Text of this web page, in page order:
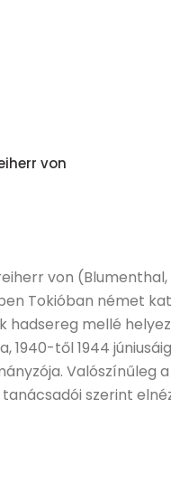
von
von (Blumenthal,
ben Tokióban német
mellé
1940-től 1944
Valószínűleg
szerint